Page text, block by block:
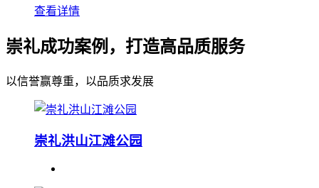
查看详情
崇礼成功案例，打造高品质服务
以信誉赢尊重，以品质求发展
崇礼洪山江滩公园